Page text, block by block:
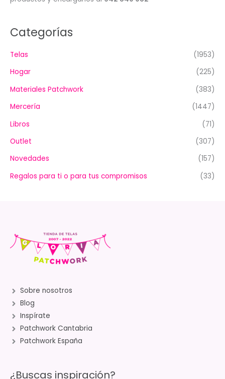
Categorías
Telas
(1953)
Hogar
(225)
Materiales Patchwork
(383)
Mercería
(1447)
Libros
(71)
Outlet
(307)
Novedades
(157)
Regalos para ti o para tus compromisos
(33)
Sobre nosotros
Blog
Inspírate
Patchwork Cantabria
Patchwork España
¿Buscas inspiración?